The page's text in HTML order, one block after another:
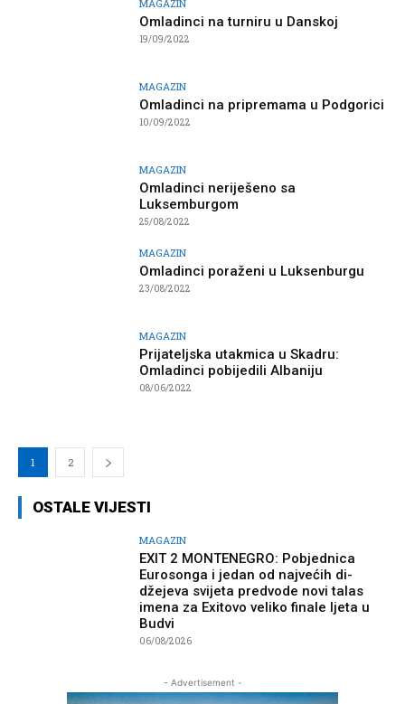
MAGAZIN
Omladinci na turniru u Danskoj
19/09/2022
MAGAZIN
Omladinci na pripremama u Podgorici
10/09/2022
MAGAZIN
Omladinci neriješeno sa
Luksemburgom
25/08/2022
MAGAZIN
Omladinci poraženi u Luksenburgu
23/08/2022
MAGAZIN
Prijateljska utakmica u Skadru:
Omladinci pobijedili Albaniju
08/06/2022
1 2
OSTALE VIJESTI
MAGAZIN
EXIT 2 MONTENEGRO: Pobjednica
Eurosonga i jedan od najvećih di-
džejeva svijeta predvode novi talas
imena za Exitovo veliko finale ljeta u
Budvi
06/08/2026
- Advertisement -